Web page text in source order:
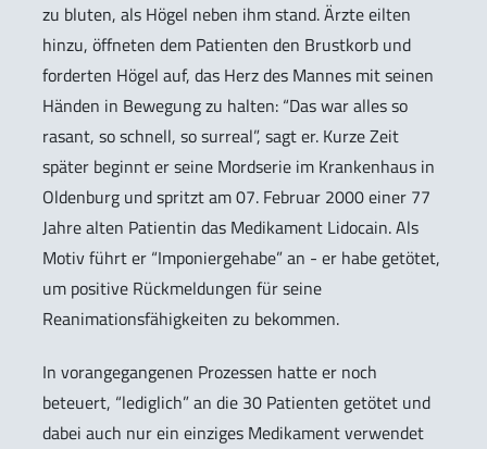
zu bluten, als Högel neben ihm stand. Ärzte eilten
hinzu, öffneten dem Patienten den Brustkorb und
forderten Högel auf, das Herz des Mannes mit seinen
Händen in Bewegung zu halten: “Das war alles so
rasant, so schnell, so surreal”, sagt er. Kurze Zeit
später beginnt er seine Mordserie im Krankenhaus in
Oldenburg und spritzt am 07. Februar 2000 einer 77
Jahre alten Patientin das Medikament Lidocain. Als
Motiv führt er “Imponiergehabe” an - er habe getötet,
um positive Rückmeldungen für seine
Reanimationsfähigkeiten zu bekommen.
In vorangegangenen Prozessen hatte er noch
beteuert, “lediglich” an die 30 Patienten getötet und
dabei auch nur ein einziges Medikament verwendet